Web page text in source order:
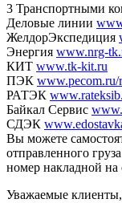
3 Транспортными
Деловые линии
ЖелдорЭкспедиция
Энергия www.nrg-
КИТ www.tk-kit.ru
ПЭК www.pecom.ru/
РАТЭК
Байкал Сервис
СДЭК
Вы можете
отправленного
номер накладной на
Уважаемые